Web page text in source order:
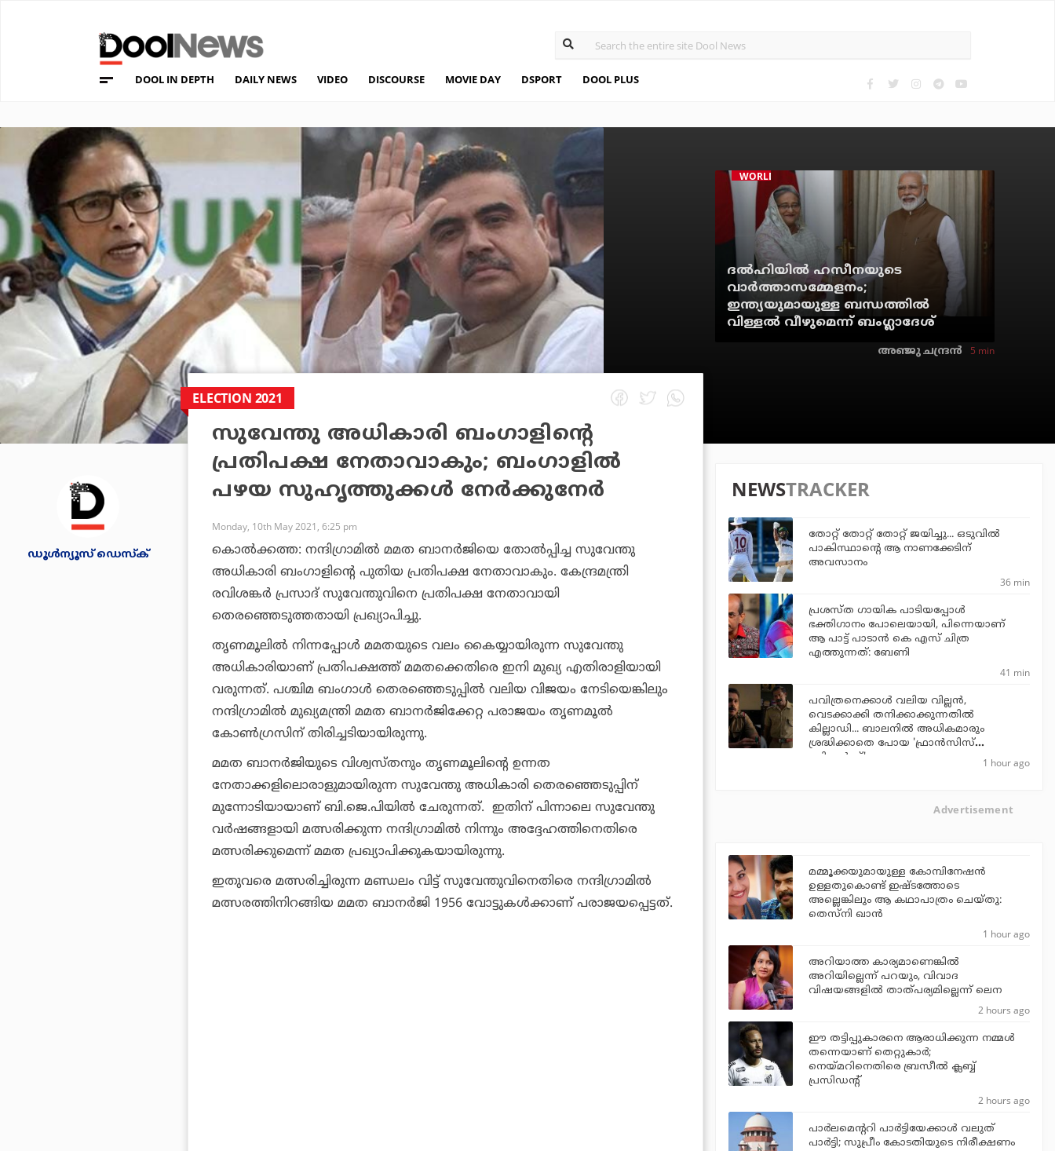
DOOL IN DEPTH DAILY NEWS VIDEO DISCOURSE MOVIE DAY DSPORT DOOL PLUS
WORLD
ദല്‍ഹിയില്‍ ഹസീനയുടെ
വാര്‍ത്താസമ്മേളനം;
ഇന്ത്യയുമായുള്ള ബന്ധത്തില്‍
വിള്ളല്‍ വീഴുമെന്ന് ബംഗ്ലാദേശ്
അഞ്ജു ചന്ദ്രന്‍ 5 min
ഡൂള്‍ന്യൂസ് ഡെസ്‌ക്
ELECTION 2021
സുവേന്തു അധികാരി ബംഗാളിന്റെ
പ്രതിപക്ഷ നേതാവാകും; ബംഗാളില്‍
പഴയ സുഹൃത്തുക്കള്‍ നേര്‍ക്കുനേര്‍
Monday, 10th May 2021, 6:25 pm
കൊല്‍ക്കത്ത: നന്ദിഗ്രാമില്‍ മമത ബാനര്‍ജിയെ തോല്‍പ്പിച്ച സുവേന്തു
അധികാരി ബംഗാളിന്റെ പുതിയ പ്രതിപക്ഷ നേതാവാകും. കേന്ദ്രമന്ത്രി
രവിശങ്കര്‍ പ്രസാദ് സുവേന്തുവിനെ പ്രതിപക്ഷ നേതാവായി
തെരഞ്ഞെടുത്തതായി പ്രഖ്യാപിച്ചു.
തൃണമൂലില്‍ നിന്നപ്പോള്‍ മമതയുടെ വലം കൈയ്യായിരുന്ന സുവേന്തു
അധികാരിയാണ് പ്രതിപക്ഷത്ത് മമതക്കെതിരെ ഇനി മുഖ്യ എതിരാളിയായി
വരുന്നത്. പശ്ചിമ ബംഗാള്‍ തെരഞ്ഞെടുപ്പില്‍ വലിയ വിജയം നേടിയെങ്കിലും
നന്ദിഗ്രാമില്‍ മുഖ്യമന്ത്രി മമത ബാനര്‍ജിക്കേറ്റ പരാജയം തൃണമൂല്‍
കോണ്‍ഗ്രസിന് തിരിച്ചടിയായിരുന്നു.
മമത ബാനര്‍ജിയുടെ വിശ്വസ്തനും തൃണമൂലിന്റെ ഉന്നത
നേതാക്കളിലൊരാളുമായിരുന്ന സുവേന്തു അധികാരി തെരഞ്ഞെടുപ്പിന്
മുന്നോടിയായാണ് ബി.ജെ.പിയില്‍ ചേരുന്നത്. ഇതിന് പിന്നാലെ സുവേന്തു
വര്‍ഷങ്ങളായി മത്സരിക്കുന്ന നന്ദിഗ്രാമില്‍ നിന്നും അദ്ദേഹത്തിനെതിരെ
മത്സരിക്കുമെന്ന് മമത പ്രഖ്യാപിക്കുകയായിരുന്നു.
ഇതുവരെ മത്സരിച്ചിരുന്ന മണ്ഡലം വിട്ട് സുവേന്തുവിനെതിരെ നന്ദിഗ്രാമില്‍
മത്സരത്തിനിറങ്ങിയ മമത ബാനര്‍ജി 1956 വോട്ടുകള്‍ക്കാണ് പരാജയപ്പെട്ടത്.
NEWSTRACKER
തോറ്റ് തോറ്റ് തോറ്റ് ജയിച്ചു... ഒടുവില്‍
പാകിസ്ഥാന്റെ ആ നാണക്കേടിന്
അവസാനം
36 min
പ്രശസ്ത ഗായിക പാടിയപ്പോൾ
ഭക്തിഗാനം പോലെയായി, പിന്നെയാണ്
ആ പാട്ട് പാടാൻ കെ എസ് ചിത്ര
എത്തുന്നത്: ബേണി
41 min
പവിത്രനെക്കാള്‍ വലിയ വില്ലന്‍,
വെടക്കാക്കി തനിക്കാക്കുന്നതില്‍
കില്ലാഡി... ബാലനില്‍ അധികമാരും
ശ്രദ്ധിക്കാതെ പോയ 'ഫ്രാന്‍സിസ്
ബ്രില്യന്‍സ്'
1 hour ago
Advertisement
മമ്മൂക്കയുമായുള്ള കോമ്പിനേഷൻ
ഉള്ളതുകൊണ്ട് ഇഷ്ടത്തോടെ
അല്ലെങ്കിലും ആ കഥാപാത്രം ചെയ്തു:
തെസ്നി ഖാൻ
1 hour ago
അറിയാത്ത കാര്യമാണെങ്കിൽ
അറിയില്ലെന്ന് പറയും, വിവാദ
വിഷയങ്ങളിൽ താത്പര്യമില്ലെന്ന് ലെന
2 hours ago
ഈ തട്ടിപ്പുകാരനെ ആരാധിക്കുന്ന നമ്മള്‍
തന്നെയാണ് തെറ്റുകാര്‍;
നെയ്മറിനെതിരെ ബ്രസീല്‍ ക്ലബ്ബ്
പ്രസിഡന്റ്
2 hours ago
പാര്‍ലമെന്ററി പാര്‍ട്ടിയേക്കാള്‍ വലുത്
പാര്‍ട്ടി; സുപ്രീം കോടതിയുടെ നിരീക്ഷണം